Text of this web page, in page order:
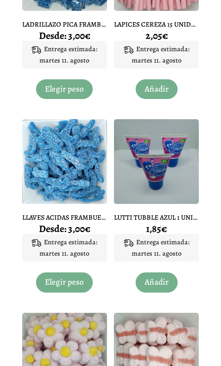
la
de
LADRILLAZO PICA FRAMBUESA
Desde:3,00€
Entrega estimada:
martes 11. agosto
Elegir peso
producto
variantes.
Las
opciones
se
pueden
elegir
en
la
de
LAPICES CEREZA 15 UNIDADES
2,05€
Entrega estimada:
martes 11. agosto
Añadir
LLAVES ACIDAS FRAMBUESA FINI HERRAMIENTAS
Desde:3,00€
Entrega estimada:
martes 11. agosto
Elegir peso
producto
variantes.
Las
opciones
se
pueden
LUTTI TUBBLE AZUL 1 UNIDAD
1,85€
Entrega estimada:
martes 11. agosto
Añadir